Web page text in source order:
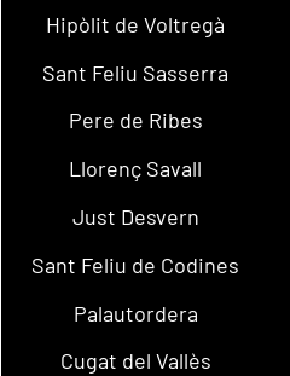
Hipòlit de Voltregà
Sant Feliu Sasserra
Pere de Ribes
Llorenç Savall
Just Desvern
Sant Feliu de Codines
Palautordera
Cugat del Vallès